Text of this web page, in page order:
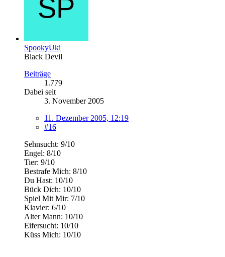
SpookyUki
Black Devil
Beiträge
1.779
Dabei seit
3. November 2005
11. Dezember 2005, 12:19
#16
Sehnsucht: 9/10
Engel: 8/10
Tier: 9/10
Bestrafe Mich: 8/10
Du Hast: 10/10
Bück Dich: 10/10
Spiel Mit Mir: 7/10
Klavier: 6/10
Alter Mann: 10/10
Eifersucht: 10/10
Küss Mich: 10/10